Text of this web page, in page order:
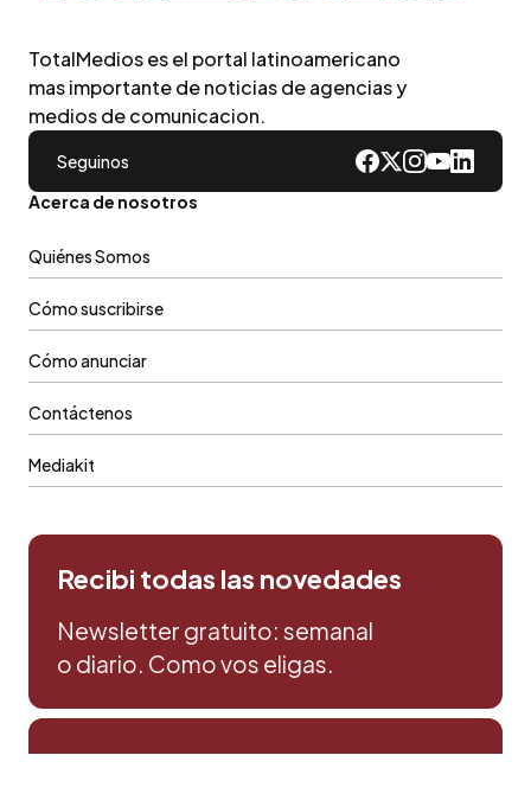
TotalMedios es el portal latinoamericano
mas importante de noticias de agencias y
medios de comunicacion.
Seguinos
Acerca de nosotros
Quiénes Somos
Cómo suscribirse
Cómo anunciar
Contáctenos
Mediakit
Recibi todas las novedades
Newsletter gratuito: semanal
o diario. Como vos eligas.
Prensa & Comercial